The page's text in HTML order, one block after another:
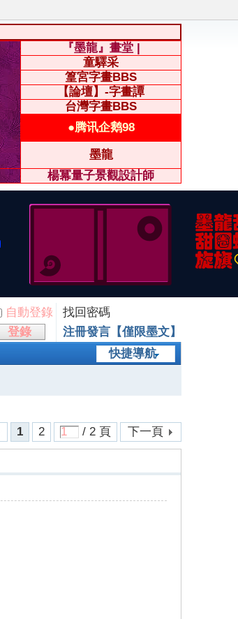
『墨龍』畫堂 |
童驛采
篁宮字畫BBS
【論壇】-字畫譚
台灣字畫BBS
●腾讯企鹅98
墨龍
楊冪量子景觀設計師
自動登錄
找回密碼
登錄
注冊發言【僅限墨文】
快捷導航
1
2 / 2 頁 下一頁